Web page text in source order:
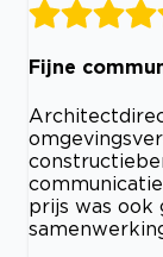
Fijne
prijs was ook